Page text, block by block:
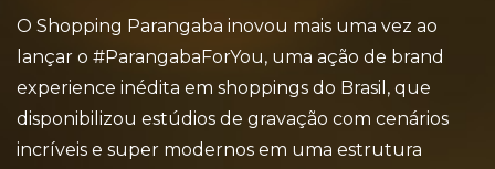
O Shopping Parangaba inovou mais uma vez ao
lançar o #ParangabaForYou, uma ação de brand
experience inédita em shoppings do Brasil, que
disponibilizou estúdios de gravação com cenários
incríveis e super modernos em uma estrutura